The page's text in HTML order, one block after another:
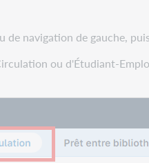
de navigation de gauche,
ou d'Étudiant-